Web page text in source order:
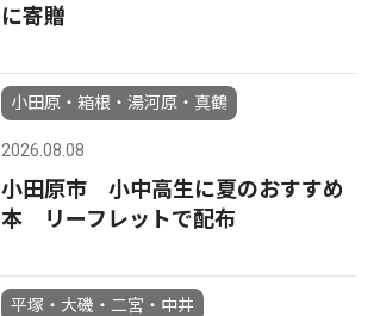
に寄贈
小田原・箱根・湯河原・真鶴
2026.08.08
小田原市 小中高生に夏のおすすめ
本 リーフレットで配布
平塚・大磯・二宮・中井